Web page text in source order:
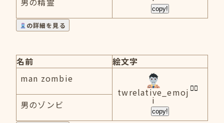
copy!
の詳細を見る
名前
絵文字
man zombie
twrelative_emoj
i
copy!
男のゾンビ